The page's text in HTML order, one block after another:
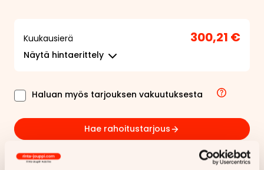
Kuukausierä 300,21 €
Näytä hintaerittely
Haluan myös tarjouksen vakuutuksesta
Hae rahoitustarjous
Rahoituslaskelma on suuntaa antava ja edellyttää hyväksytyn
luottopäätöksen ja kaskovakuutuksen.